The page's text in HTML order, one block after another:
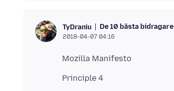
TyDraniu De 10 bästa bidragare
2018-04-07 04:16